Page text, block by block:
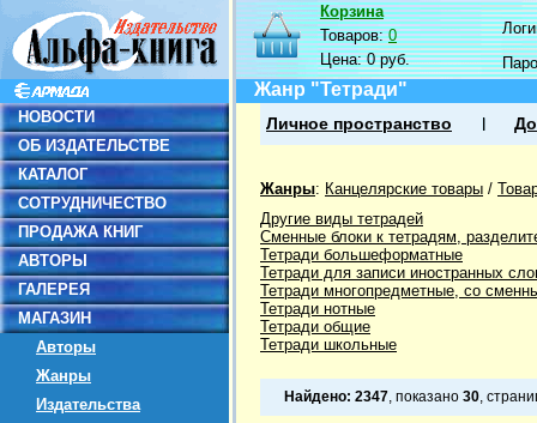
НОВОСТИ
ОБ ИЗДАТЕЛЬСТВЕ
КАТАЛОГ
СОТРУДНИЧЕСТВО
ПРОДАЖА КНИГ
АВТОРЫ
ГАЛЕРЕЯ
МАГАЗИН
Авторы
Жанры
Издательства
Корзина
Товаров:0
Цена:0 руб.
Жанр "Тетради"
Личное пространство
Жанры: Канцелярские товары /
Другие виды тетрадей
Сменные блоки к тетрадям,
Тетради большеформатные
Тетради для записи иностранных
Тетради многопредметные, со
Тетради нотные
Тетради общие
Тетради школьные
Найдено: 2347, показано 30,